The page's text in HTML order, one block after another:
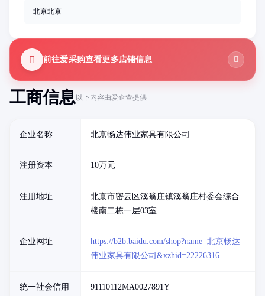
工商信息以下内容由爱企查提供
企业名称 北京畅达伟业家具有限公司
注册资本 10万元
注册地址
北京市密云区溪翁庄镇溪翁庄村委会综合
楼南二栋一层03室
企业网址
https://b2b.baidu.com/shop?name=北京畅达
伟业家具有限公司&xzhid=22226316
统一社会信用
91110112MA0027891Y
北京北京
前往爱采购查看更多店铺信息